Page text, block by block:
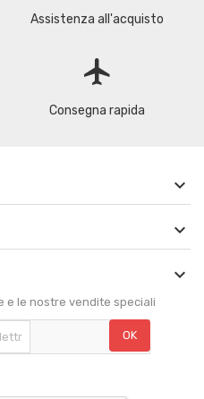
Assistenza all'acquisto
flight
Consegna rapida



e le nostre vendite speciali